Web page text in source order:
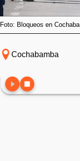
Foto: Bloqueos en
Cochabamba